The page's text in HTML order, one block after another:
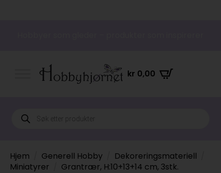
kr 0,00
Products
search
Hjem Generell Hobby
Dekoreringsmateriell
Miniatyrer
Grantrær, H:10+13+14 cm, 3stk.